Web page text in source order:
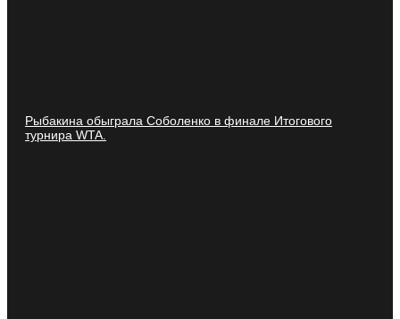
Рыбакина обыграла Соболенко в финале Итогового
турнира WTA.